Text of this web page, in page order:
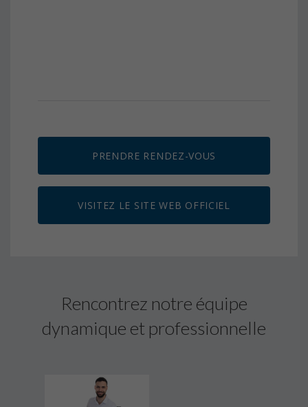
PRENDRE RENDEZ-VOUS
VISITEZ LE SITE WEB OFFICIEL
Rencontrez notre équipe
dynamique et professionnelle